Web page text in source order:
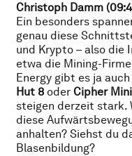
Christoph Damm
Ein besonders
genau diese
und Krypto – also die
etwa die Mining-
Energy gibt es ja
Hut 8 oder Cipher
steigen derzeit stark.
diese
anhalten? Siehst du
Blasenbildung?